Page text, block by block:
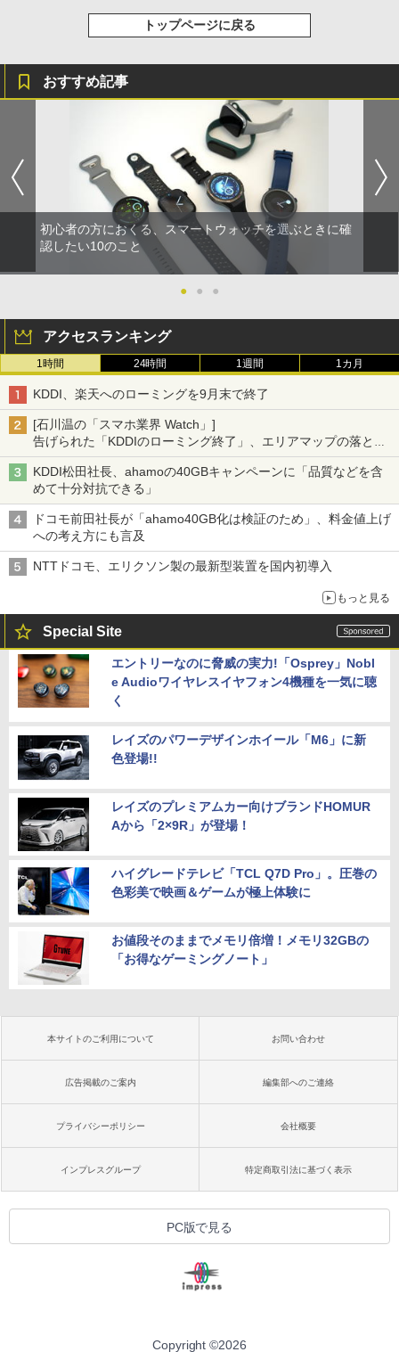
トップページに戻る
おすすめ記事
初心者の方におくる、スマートウォッチを選ぶときに確
認したい10のこと
● ● ●
アクセスランキング
1時間 24時間 1週間 1カ月
KDDI、楽天へのローミングを9月末で終了
[石川温の「スマホ業界 Watch」]
告げられた「KDDIのローミング終了」、エリアマップの落とし
穴と楽天モバイルの課題
KDDI松田社長、ahamoの40GBキャンペーンに「品質などを含
めて十分対抗できる」
ドコモ前田社長が「ahamo40GB化は検証のため」、料金値上げ
への考え方にも言及
NTTドコモ、エリクソン製の最新型装置を国内初導入
もっと見る
Special Site
エントリーなのに脅威の実力!「Osprey」Nobl
e Audioワイヤレスイヤフォン4機種を一気に聴
く
レイズのパワーデザインホイール「M6」に新
色登場!!
レイズのプレミアムカー向けブランドHOMUR
Aから「2×9R」が登場！
ハイグレードテレビ「TCL Q7D Pro」。圧巻の
色彩美で映画＆ゲームが極上体験に
お値段そのままでメモリ倍増！メモリ32GBの
「お得なゲーミングノート」
本サイトのご利用について お問い合わせ
広告掲載のご案内 編集部へのご連絡
プライバシーポリシー 会社概要
インプレスグループ 特定商取引法に基づく表示
PC版で見る
Copyright ©2026